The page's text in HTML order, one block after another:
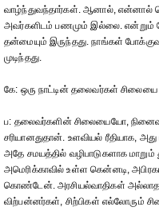
வாழ்ந்துவந்தார்கள். ஆனால், என்னால்
அவர்களிடம் பணமும் இல்லை. என்றும்
தன்மையும் இருந்தது. நாங்கள்
முடிந்தது.
கே: ஒரு நாட்டின் தலைவர்கள் சிலையை
ப: தலைவர்களின் சிலையையோ,
சரியானதுதான். உளவியல் ரீதியாக,
அதே சமயத்தில் வழிபாடுகளாக மாறும்
அமெரிக்காவில் உள்ள கென்னடி,
கொண்டேன். அரசியல்வாதிகள் அல்லாத
விற்பன்னர்கள், சிற்பிகள் எல்லோரும்